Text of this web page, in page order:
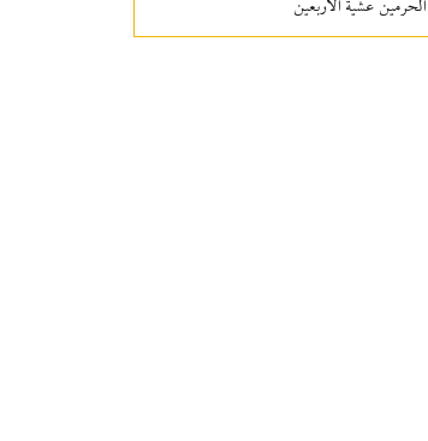
الحرمین عشية الأربعين